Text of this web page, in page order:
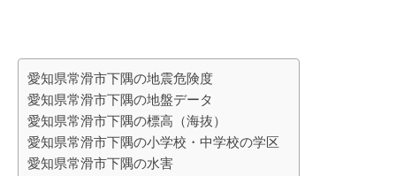
愛知県常滑市下隅の地震危険度
愛知県常滑市下隅の地盤データ
愛知県常滑市下隅の標高（海抜）
愛知県常滑市下隅の小学校・中学校の学区
愛知県常滑市下隅の水害